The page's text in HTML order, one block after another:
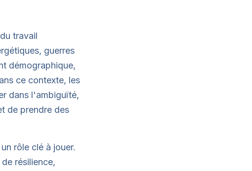
travail
guerres
démographique,
ce contexte, les
dans l'ambiguïté,
de prendre des
rôle clé à jouer.
résilience,